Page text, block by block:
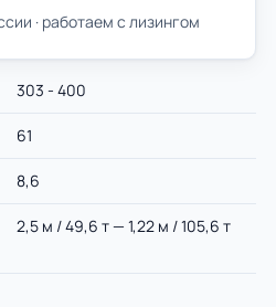
· работаем с лизингом
303 - 400
61
8,6
2,5 м / 49,6 т — 1,22 м / 105,6 т